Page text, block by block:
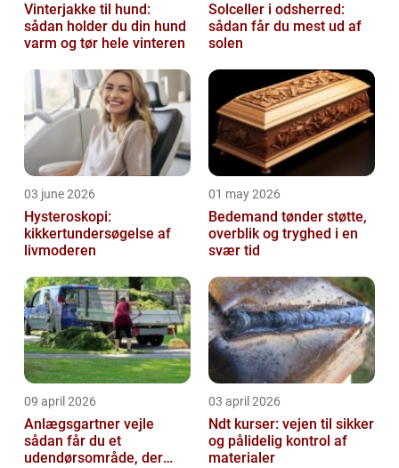
Vinterjakke til hund:
sådan holder du din hund
varm og tør hele vinteren
Solceller i odsherred:
sådan får du mest ud af
solen
03 june 2026
Hysteroskopi:
kikkertundersøgelse af
livmoderen
01 may 2026
Bedemand tønder støtte,
overblik og tryghed i en
svær tid
09 april 2026
Anlægsgartner vejle
sådan får du et
udendørsområde, der
03 april 2026
Ndt kurser: vejen til sikker
og pålidelig kontrol af
materialer